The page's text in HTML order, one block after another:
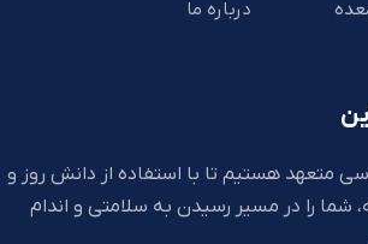
درباره ما
متعهد هستیم تا با استفاده از دانش روز و
شما را در مسیر رسیدن به سلامتی و اندام